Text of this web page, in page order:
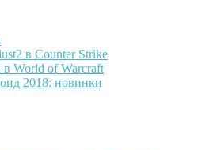
в Counter Strike
World of Warcraft
2018: новинки